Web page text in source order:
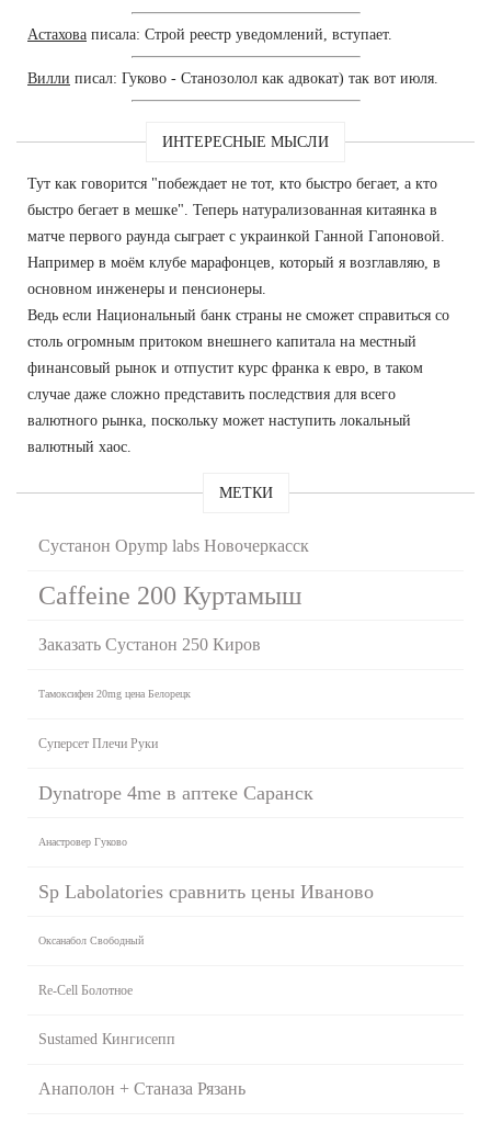
Астахова писала: Строй реестр уведомлений, вступает.
Вилли писал: Гуково - Станозолол как адвокат) так вот июля.
ИНТЕРЕСНЫЕ МЫСЛИ
Тут как говорится "побеждает не тот, кто быстро бегает, а кто
быстро бегает в мешке". Теперь натурализованная китаянка в
матче первого раунда сыграет с украинкой Ганной Гапоновой.
Например в моём клубе марафонцев, который я возглавляю, в
основном инженеры и пенсионеры.
Ведь если Национальный банк страны не сможет справиться со
столь огромным притоком внешнего капитала на местный
финансовый рынок и отпустит курс франка к евро, в таком
случае даже сложно представить последствия для всего
валютного рынка, поскольку может наступить локальный
валютный хаос.
МЕТКИ
Сустанон Opymp labs Новочеркасск
Caffeine 200 Куртамыш
Заказать Сустанон 250 Киров
Тамоксифен 20mg цена Белорецк
Суперсет Плечи Руки
Dynatrope 4me в аптеке Саранск
Анастровер Гуково
Sp Labolatories сравнить цены Иваново
Оксанабол Свободный
Re-Cell Болотное
Sustamed Кингисепп
Анаполон + Станаза Рязань